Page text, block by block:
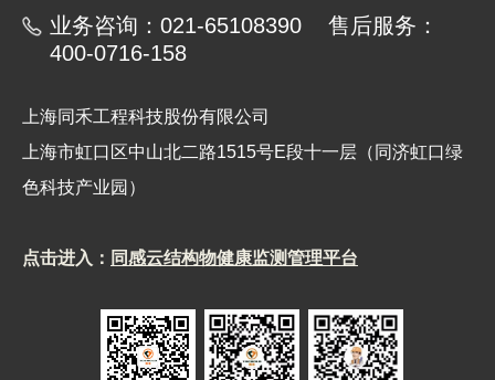
业务咨询：021-65108390 售后服务：
400-0716-158
上海同禾工程科技股份有限公司
上海市虹口区中山北二路1515号E段十一层（同济虹口绿
色科技产业园）
点击进入： 同感云结构物健康监测管理平台